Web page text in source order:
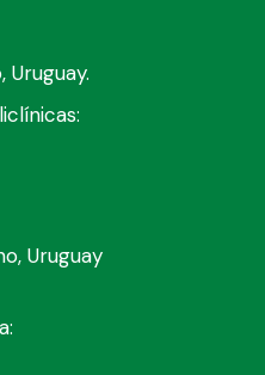
Uruguay.
Uruguay